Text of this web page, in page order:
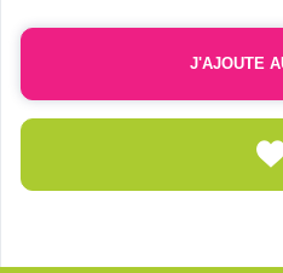
J'AJOUTE